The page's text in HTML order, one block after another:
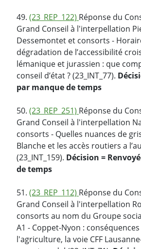
49. (23_REP_122) Réponse du
Grand Conseil à l'interpellation
Dessemontet et consorts -
dégradation de l’accessibilité
lémanique et jurassien : que
conseil d’état ? (23_INT_77).
par manque de temps
50. (23_REP_251) Réponse du
Grand Conseil à l'interpellation
consorts - Quelles nuances de
Blanche et les accès routiers a
(23_INT_159). Décision =
de temps
51. (23_REP_112) Réponse du
Grand Conseil à l'interpellation
consorts au nom du Groupe
A1 - Coppet-Nyon :
l'agriculture, la voie CFF